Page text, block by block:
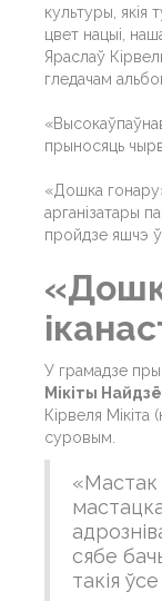
культуры, якія
цвет нацыі,
Яраслаў
гледачам
прыносяць
«Дошка
арганізатары
пройдзе яшчэ
У грамадзе
Мікіты
Кірвеля
суровым.
«Мастак
сябе
такія